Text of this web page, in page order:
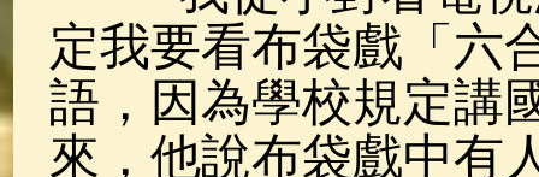
定我要看布袋戲「六
語，因為學校規定講
來，他說布袋戲中有